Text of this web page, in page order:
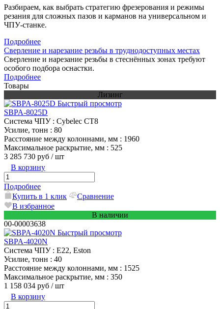
Разбираем, как выбрать стратегию фрезерования и режимы
резания для сложных пазов и карманов на универсальном и
ЧПУ-станке.
Подробнее
Сверление и нарезание резьбы в труднодоступных местах
Сверление и нарезание резьбы в стеснённых зонах требуют
особого подбора оснастки.
Подробнее
Товары
Лизинг
Быстрый просмотр
SBPA-8025D
Система ЧПУ: Cybelec CT8
Усилие, тонн : 80
Расстояние между колоннами, мм : 1960
Максимальное раскрытие, мм : 525
3 285 730 руб / шт
В корзину
Подробнее
Купить в 1 клик
Сравнение
В избранное
В наличии
00-00003638
Быстрый просмотр
SBPA-4020N
Система ЧПУ: E22, Eston
Усилие, тонн : 40
Расстояние между колоннами, мм : 1525
Максимальное раскрытие, мм : 350
1 158 034 руб / шт
В корзину